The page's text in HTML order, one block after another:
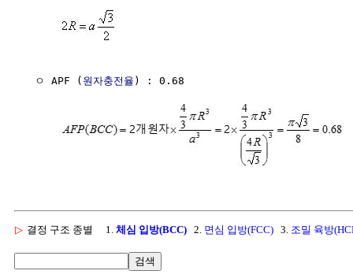
  ㅇ APF (
원자충전율 ) : 0.68
▷ 결정 구조 종별 1. 체심 입방(BCC) 2. 면심 입방(FCC) 3. 조밀 육방
검색